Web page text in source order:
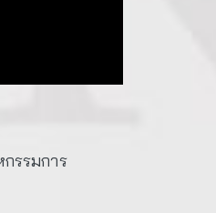
รรมการ